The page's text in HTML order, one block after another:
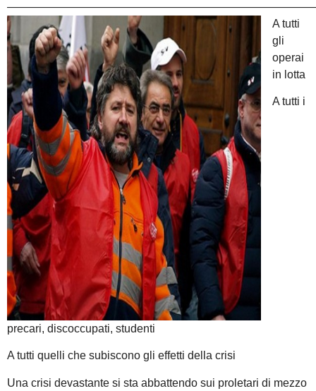
A tutti
gli
operai
in lotta
A tutti i
precari, discoccupati, studenti
A tutti quelli che subiscono gli effetti della crisi
Una crisi devastante si sta abbattendo sui proletari di mezzo